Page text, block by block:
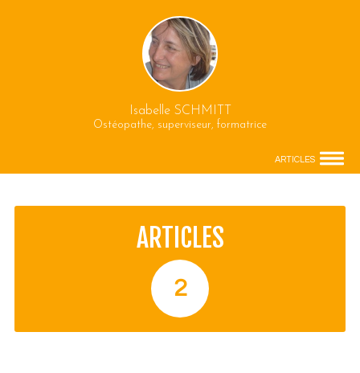
Isabelle SCHMITT
Ostéopathe, superviseur, formatrice
ARTICLES
ARTICLES
2